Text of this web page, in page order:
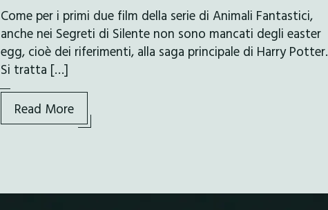
Come per i primi due film della serie di Animali Fantastici,
anche nei Segreti di Silente non sono mancati degli easter
egg, cioè dei riferimenti, alla saga principale di Harry Potter.
Si tratta […]
Read More